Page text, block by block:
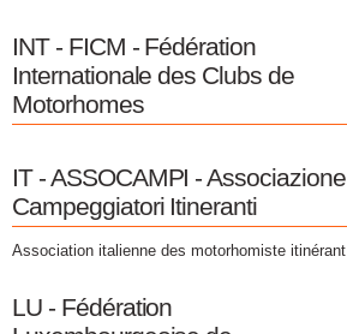
INT - FICM - Fédération
Internationale des Clubs de
Motorhomes
IT - ASSOCAMPI - Associazione
Campeggiatori Itineranti
Association italienne des motorhomiste itinérant
LU - Fédération